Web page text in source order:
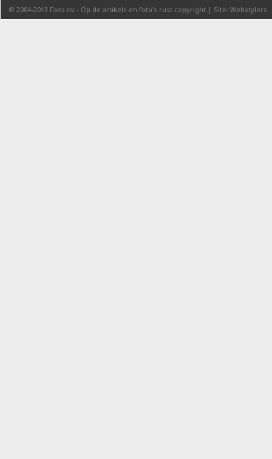
© 2004-2013 Faes nv - Op de artikels en foto’s rust copyright | Site: Webstylers